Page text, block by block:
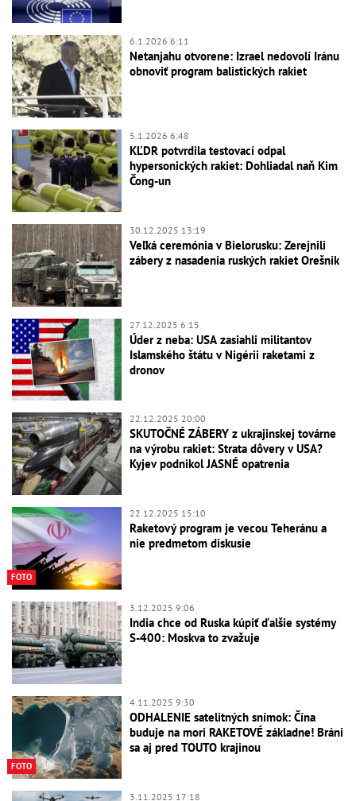
6.1.2026 6:11
Netanjahu otvorene: Izrael nedovolí Iránu
obnoviť program balistických rakiet
5.1.2026 6:48
KĽDR potvrdila testovací odpal
hypersonických rakiet: Dohliadal naň Kim
Čong-un
30.12.2025 13:19
Veľká ceremónia v Bielorusku: Zerejnili
zábery z nasadenia ruských rakiet Orešnik
27.12.2025 6:15
Úder z neba: USA zasiahli militantov
Islamského štátu v Nigérii raketami z
dronov
22.12.2025 20:00
SKUTOČNÉ ZÁBERY z ukrajinskej továrne
na výrobu rakiet: Strata dôvery v USA?
Kyjev podnikol JASNÉ opatrenia
FOTO
22.12.2025 15:10
Raketový program je vecou Teheránu a
nie predmetom diskusie
3.12.2025 9:06
India chce od Ruska kúpiť ďalšie systémy
S-400: Moskva to zvažuje
FOTO
4.11.2025 9:30
ODHALENIE satelitných snímok: Čína
buduje na mori RAKETOVÉ základne! Bráni
sa aj pred TOUTO krajinou
3.11.2025 17:18